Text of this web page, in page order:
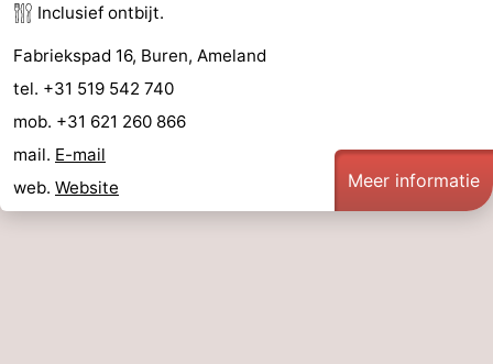
Inclusief ontbijt.
Fabriekspad 16, Buren, Ameland
tel. +31 519 542 740
mob. +31 621 260 866
mail. E-mail
web. Website Meer informatie